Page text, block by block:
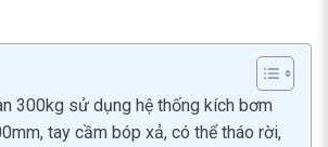
300kg sử dụng hệ thống kích bơm
tay cầm bóp xả, có thể tháo rời,